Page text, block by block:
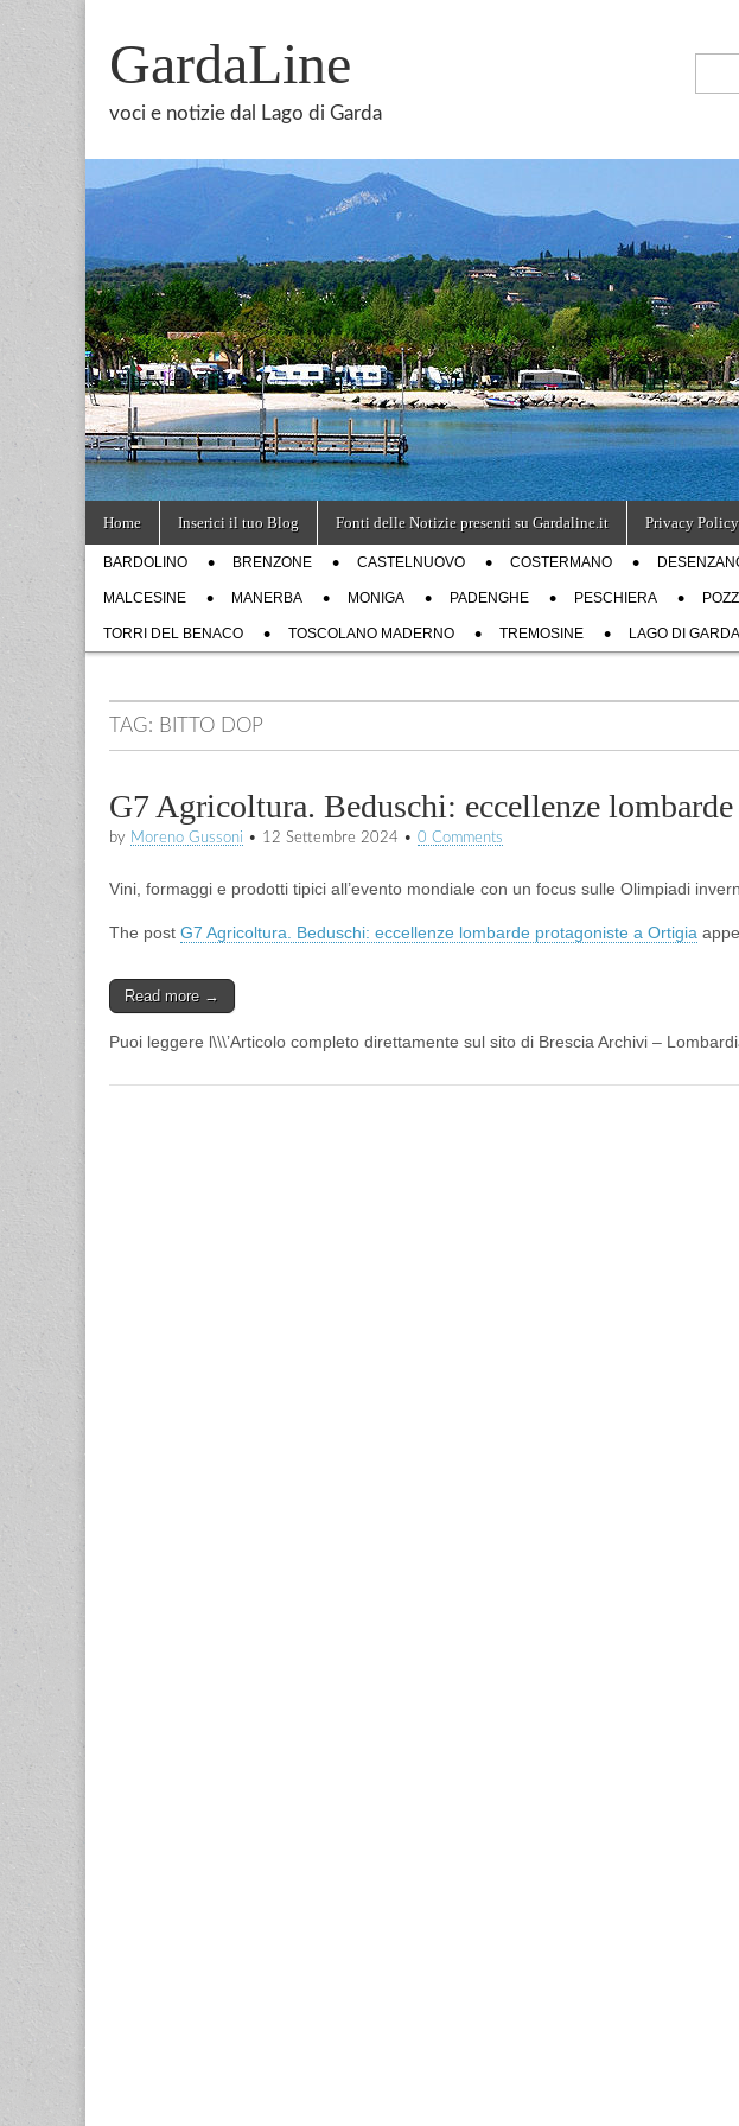
GardaLine
voci e notizie dal Lago di Garda
Main
menu
content
Home Inserici il tuo Blog Fonti delle Notizie presenti su Gardaline.it Privacy Policy
SubBARDOLINO BRENZONE CASTELNUOVO COSTERMANO
MALCESINE MANERBA MONIGA PADENGHE PESCHIERA
TORRI DEL BENACO TOSCOLANO MADERNO TREMOSINE LAGO DI GARDA
TAG: BITTO DOP
G7 Agricoltura. Beduschi: eccellenze
by Moreno Gussoni • 12 Settembre 2024 • 0 Comments
Vini, formaggi e prodotti tipici all’evento mondiale con un focus sulle Olimpiadi
The post G7 Agricoltura. Beduschi: eccellenze lombarde protagoniste a Ortigia
Read more →
Puoi leggere l\\\’Articolo completo direttamente sul sito di Brescia Archivi –